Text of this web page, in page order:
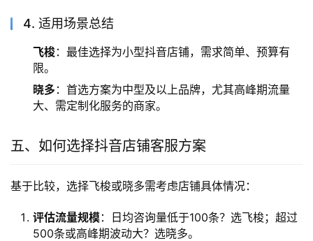
4. 适用场景总结
飞梭：最佳选择为小型抖音店铺，需求简单、预算有
限。
晓多 ：首选方案为中型及以上品牌，尤其高峰期流量
大、需定制化服务的商家。
五、如何选择抖音店铺客服方案
基于比较，选择飞梭或晓多需考虑店铺具体情况：
评估流量规模：日均咨询量低于100条？选飞梭；超过
500条或高峰期波动大？选晓多。